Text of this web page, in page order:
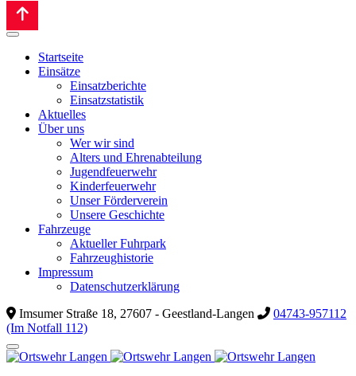
Startseite
Einsätze
Einsatzberichte
Einsatzstatistik
Aktuelles
Über uns
Wer wir sind
Alters und Ehrenabteilung
Jugendfeuerwehr
Kinderfeuerwehr
Unser Förderverein
Unsere Geschichte
Fahrzeuge
Aktueller Fuhrpark
Fahrzeughistorie
Impressum
Datenschutzerklärung
Imsumer Straße 18, 27607 - Geestland-Langen
04743-957112
(Im Notfall 112)